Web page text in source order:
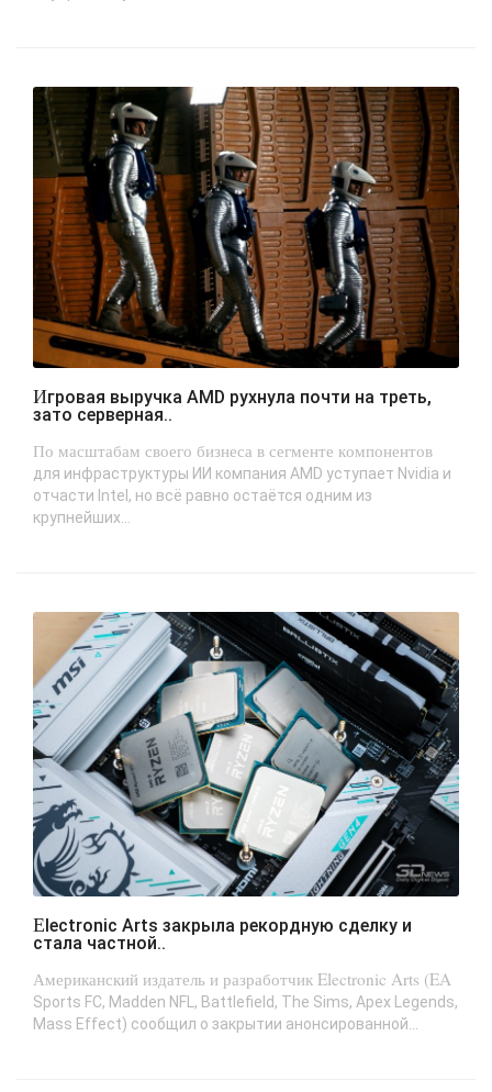
Игровая выручка AMD рухнула почти на треть,
зато серверная..
По масштабам своего бизнеса в сегменте компонентов
для инфраструктуры ИИ компания AMD уступает Nvidia и
отчасти Intel, но всё равно остаётся одним из
крупнейших...
Electronic Arts закрыла рекордную сделку и
стала частной..
Американский издатель и разработчик Electronic Arts (EA
Sports FC, Madden NFL, Battlefield, The Sims, Apex Legends,
Mass Effect) сообщил о закрытии анонсированной...